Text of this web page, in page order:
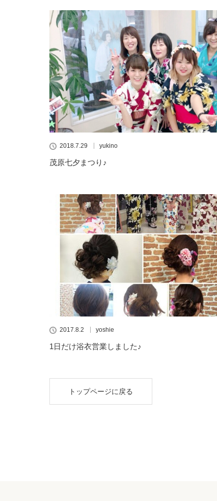
2018.7.29 yukino
茂原七夕まつり♪
2017.8.2 yoshie
1日だけ浴衣営業しました♪
トップページに戻る